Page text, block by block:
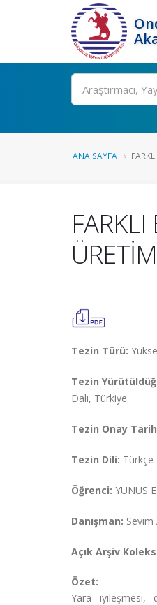
Ara
ANA SAYFA
FARKLI
Tezin Türü:
Tezin
Dalı, Türkiye
Tezin Onay
Tezin Dili: Türkçe
Öğrenci: YUNUS
Danışman: Sevim
Açık Arşiv
Özet:
Yara iyileşmesi,